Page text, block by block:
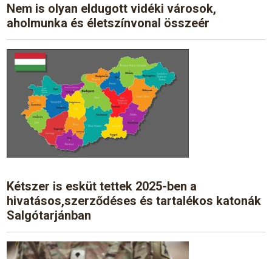
Nem is olyan eldugott vidéki városok,
aholmunka és életszínvonal összeér
Kétszer is esküt tettek 2025-ben a
hivatásos,szerződéses és tartalékos katonák
Salgótarjánban